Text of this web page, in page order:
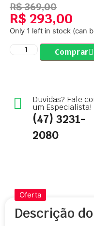
Oferta
Descrição
R$369,00
R$ 293,00
Only 1 left in stock (can
Comprar
Duvidas? Fale
um Especialista!
(47) 3231-
2080